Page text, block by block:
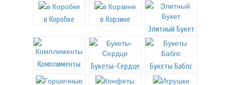
в Коробке
в Корзине
Элитный Букет
Комплименты Букеты-Сердце Букеты Баблс